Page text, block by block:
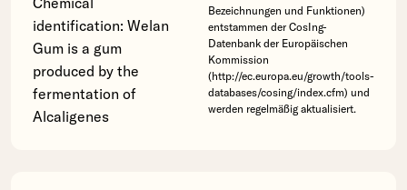
identification: Welan
Gum is a gum
produced by the
fermentation of
Alcaligenes
Bezeichnungen und Funktionen)
entstammen der CosIng-
Datenbank der Europäischen
Kommission
(http://ec.europa.eu/growth/tools-
databases/cosing/index.cfm) und
werden regelmäßig aktualisiert.